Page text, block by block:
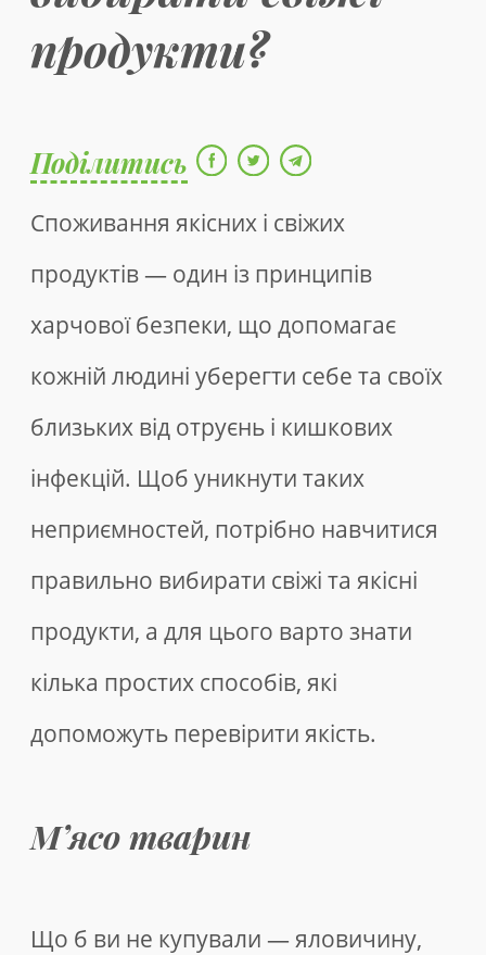
продукти?
Поділитись
Споживання якісних і свіжих
продуктів — один із принципів
харчової безпеки, що допомагає
кожній людині уберегти себе та своїх
близьких від отруєнь і кишкових
інфекцій. Щоб уникнути таких
неприємностей, потрібно навчитися
правильно вибирати свіжі та якісні
продукти, а для цього варто знати
кілька простих способів, які
допоможуть перевірити якість.
М’ясо тварин
Що б ви не купували — яловичину,